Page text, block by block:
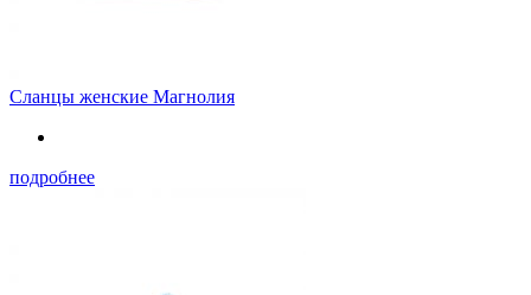
Сланцы женские Магнолия
подробнее